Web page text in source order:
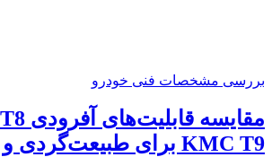
بررسی مشخصات فنی خودرو
KMC T9 برای طبیعت‌گردی و کویرنوردی